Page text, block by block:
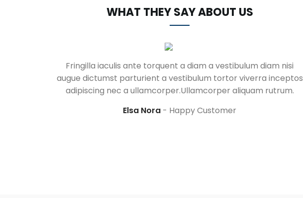
WHAT THEY SAY ABOUT US
Fringilla iaculis ante torquent a diam a vestibulum diam nisi
augue dictumst parturient a vestibulum tortor viverra inceptos
adipiscing nec a ullamcorper.Ullamcorper aliquam rutrum.
Elsa Nora
Happy Customer